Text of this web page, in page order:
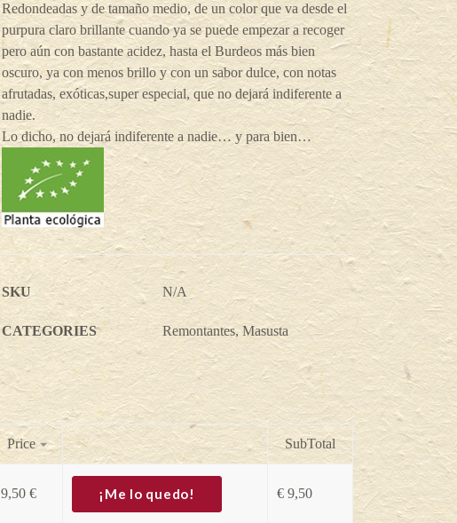
Redondeadas y de tamaño medio, de un color que va desde el
purpura claro brillante cuando ya se puede empezar a recoger
pero aún con bastante acidez, hasta el Burdeos más bien
oscuro, ya con menos brillo y con un sabor dulce, con notas
afrutadas, exóticas,super especial, que no dejará indiferente a
nadie.
Lo dicho, no dejará indiferente a nadie… y para bien…
SKU N/A
CATEGORIES Remontantes,Masusta
Price SubTotal
9,50 € ¡Me lo quedo! € 9,50